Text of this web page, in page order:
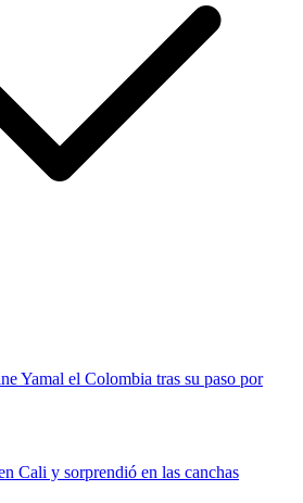
Yamal el Colombia tras su paso por
Cali y sorprendió en las canchas